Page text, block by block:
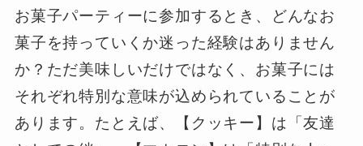
お菓子パーティーに参加するとき、どんなお
菓子を持っていくか迷った経験はありません
か？ただ美味しいだけではなく、お菓子には
それぞれ特別な意味が込められていることが
あります。たとえば、【クッキー】は「友達